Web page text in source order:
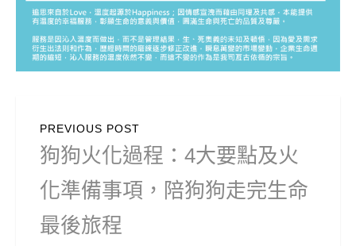
PREVIOUS POST
Previous
post:
狗狗火化過程：4大要點及火
化準備事項，陪狗狗走完生命
最後旅程